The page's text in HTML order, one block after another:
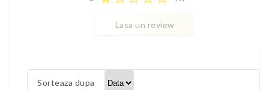
Lasa un review
Sorteaza dupa